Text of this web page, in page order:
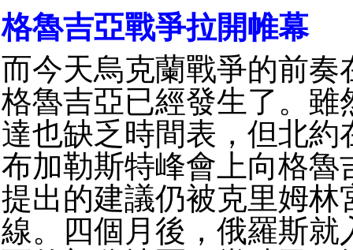
格魯吉亞戰爭拉開帷幕
而今天烏克蘭戰爭的前奏
格魯吉亞已經發生了。 雖
達也缺乏時間表，但北約
布加勒斯特峰會上向格魯
提出的建議仍被克里姆林
線。
四個月後，俄羅斯就